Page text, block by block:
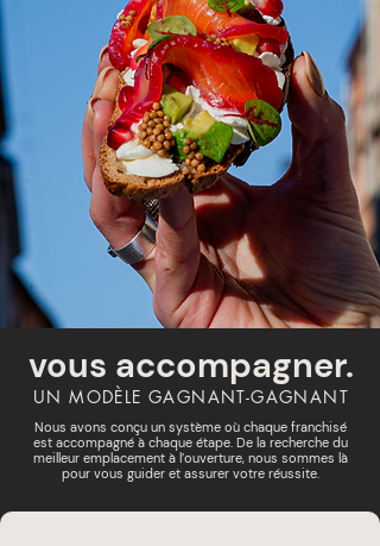
vous accompagner.
UN MODÈLE GAGNANT-GAGNANT
Nous avons conçu un système où chaque franchisé
est accompagné à chaque étape. De la recherche du
meilleur emplacement à l’ouverture, nous sommes là
pour vous guider et assurer votre réussite.